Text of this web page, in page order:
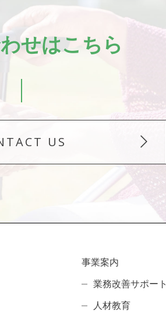
せはこちら
US
事業案内
業務改善サポート
人材教育